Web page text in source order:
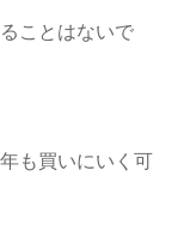
ことはないで
も買いにいく可